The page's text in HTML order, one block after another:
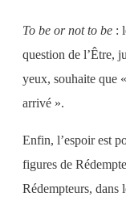
To be or not to be :
question de l’Être,
yeux, souhaite que
arrivé ».
Enfin, l’espoir est
figures de
Rédempteurs, dans